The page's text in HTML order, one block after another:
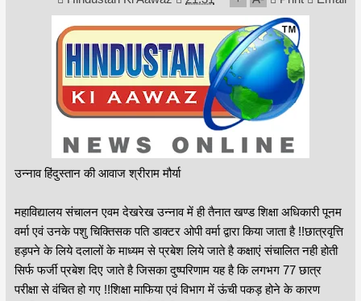
उन्नाव हिंदुस्तान की आवाज श्रीराम मौर्या
महाविद्यालय संचालन एवम देखरेख उन्नाव में ही तैनात खण्ड शिक्षा अधिकारी पूनम
वर्मा एवं उनके पशु चिक्तिसक पति डाक्टर ओपी वर्मा द्वारा किया जाता है !!छात्रवृत्ति
हड़पने के लिये दलालों के माध्यम से प्रबेश लिये जाते है कक्षाएं संचालित नही होती
सिर्फ फर्जी प्रबेश दिए जाते है जिसका दुष्परिणाम यह है कि लगभग 77 छात्र
परीक्षा से वंचित हो गए !!शिक्षा माफिया एवं विभाग में ऊंची पकड़ होने के कारण